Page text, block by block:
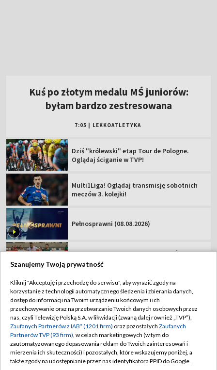
Multi1Liga! Oglądaj transmisję sobotnich
meczów 3. kolejki!
Zawisza Bydgoszcz – Resovia [NA ŻYWO].
Podhale Nowy Targ – Hutnik Kraków [NA
TVP
Abonament TVP
Sklep TVP
Biuro Reklamy
Oferta Handlowa
Regulamin TVP
Polityka prywatności
Moje zgody
Biuro reklamy
Szanujemy Twoją prywatność
Kliknij "Akceptuję i przechodzę do serwisu", aby wyrazić zgody na
korzystanie z technologii automatycznego śledzenia i zbierania danych,
dostęp do informacji na Twoim urządzeniu końcowym i ich
przechowywanie oraz na przetwarzanie Twoich danych osobowych przez
nas, czyli Telewizję Polską S.A. w likwidacji (zwaną dalej również „TVP”),
Zaufanych Partnerów z IAB* (1201 firm) oraz pozostałych Zaufanych
Partnerów TVP (93 firm), w celach marketingowych (w tym do
zautomatyzowanego dopasowania reklam do Twoich zainteresowań i
mierzenia ich skuteczności) i pozostałych, które wskazujemy poniżej, a
także zgody na udostępnianie przez nas identyfikatora PPID do Google.